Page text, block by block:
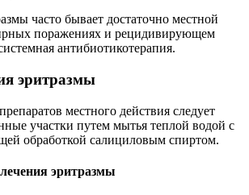
часто бывает достаточно местной
поражениях и рецидивирующем
антибиотикотерапия.
эритразмы
местного действия следует
участки путем мытья теплой водой с
обработкой салициловым спиртом.
эритразмы